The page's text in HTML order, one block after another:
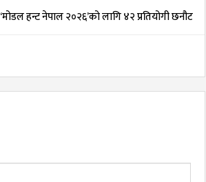
‘मोडल हन्ट नेपाल २०२६’को लागि ४२ प्रतियोगी छनौट